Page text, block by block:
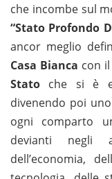
che incombe sul
“Stato Profondo
ancor meglio
Casa Bianca con
Stato che si è
divenendo poi
ogni comparto
devianti negli
dell’economia,